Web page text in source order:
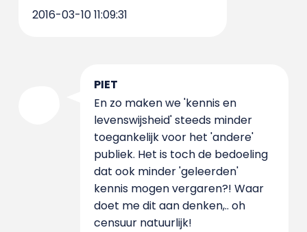
2016-03-10 11:09:31
PIET
En zo maken we 'kennis en
levenswijsheid' steeds minder
toegankelijk voor het 'andere'
publiek. Het is toch de bedoeling
dat ook minder 'geleerden'
kennis mogen vergaren?! Waar
doet me dit aan denken,.. oh
censuur natuurlijk!